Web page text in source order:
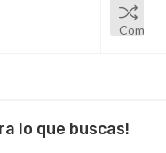
Comparar
lo que buscas!